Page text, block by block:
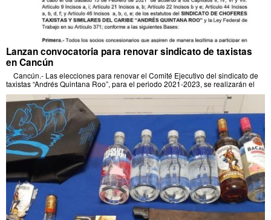
Lanzan convocatoria para renovar sindicato de taxistas
en Cancún
Cancún.- Las elecciones para renovar el Comité Ejecutivo del sindicato de
taxistas “Andrés Quintana Roo”, para el periodo 2021-2023, se realizarán el